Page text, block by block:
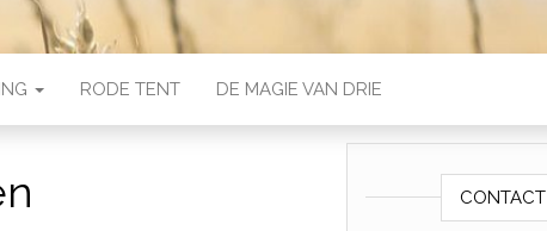
RODE TENT DE MAGIE VAN DRIE
CONTACT